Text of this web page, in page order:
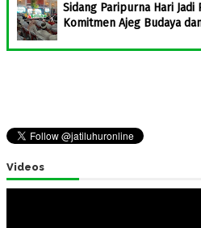
Sidang Paripurna Hari
Komitmen Ajeg Budaya
Videos